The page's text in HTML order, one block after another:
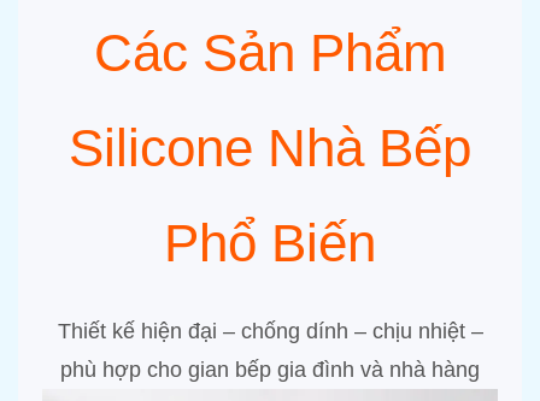
Các Sản Phẩm
Silicone Nhà Bếp
Phổ Biến
Thiết kế hiện đại – chống dính – chịu nhiệt –
phù hợp cho gian bếp gia đình và nhà hàng